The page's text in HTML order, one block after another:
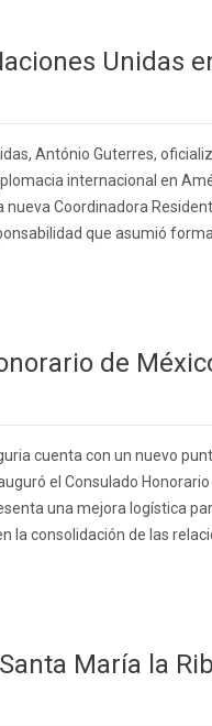
Unidas
António Guterres,
internacional en
Coordinadora
que asumió
de
cuenta con un nuevo
el Consulado
una mejora logística
consolidación de las
María la